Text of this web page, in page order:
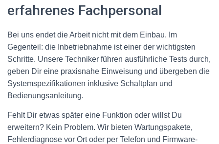
erfahrenes Fachpersonal
Bei uns endet die Arbeit nicht mit dem Einbau. Im
Gegenteil: die Inbetriebnahme ist einer der wichtigsten
Schritte. Unsere Techniker führen ausführliche Tests durch,
geben Dir eine praxisnahe Einweisung und übergeben die
Systemspezifikationen inklusive Schaltplan und
Bedienungsanleitung.
Fehlt Dir etwas später eine Funktion oder willst Du
erweitern? Kein Problem. Wir bieten Wartungspakete,
Fehlerdiagnose vor Ort oder per Telefon und Firmware-